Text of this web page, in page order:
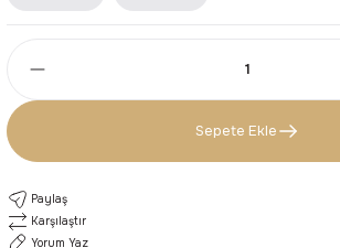
Sepete Ekle
Paylaş
Karşılaştır
Yorum Yaz